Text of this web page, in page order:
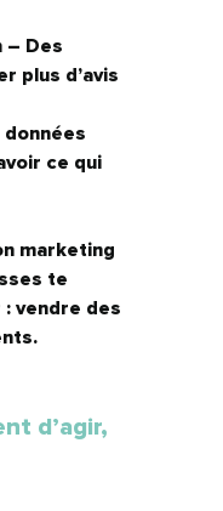
– Des
plus d’avis
données
ce qui
marketing
te
vendre des
d’agir,